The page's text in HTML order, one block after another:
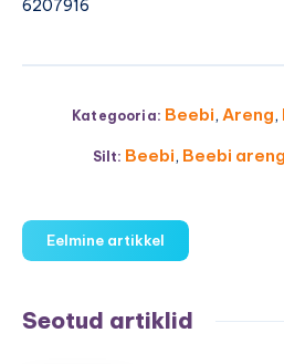
6207916
Kategooria: Beebi, Areng,
Silt: Beebi, Beebi areng
Eelmine artikkel
Seotud artiklid